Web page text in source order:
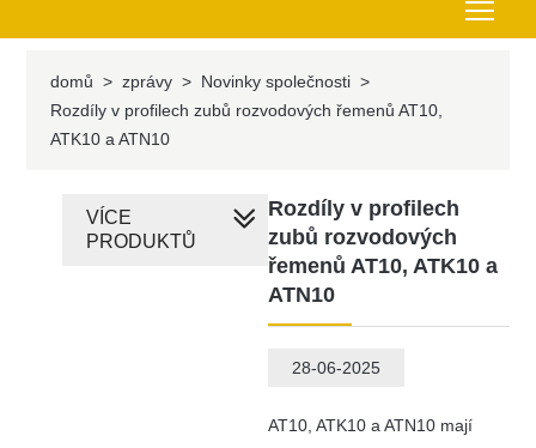
domů > zprávy > Novinky společnosti >
Rozdíly v profilech zubů rozvodových řemenů AT10,
ATK10 a ATN10
Rozdíly v profilech
zubů rozvodových
řemenů AT10, ATK10 a
ATN10
28-06-2025
AT10, ATK10 a ATN10 mají
VÍCE
PRODUKTŮ